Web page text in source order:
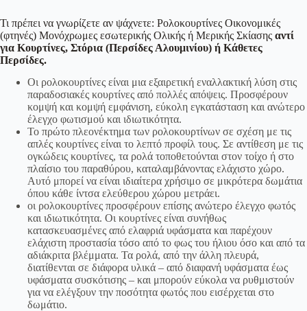
Τι πρέπει να γνωρίζετε αν ψάχνετε: Ρολοκουρτίνες Οικονομικές
(φτηνές) Μονόχρωμες εσωτερικής Ολικής ή Μερικής Σκίασης αντί
για Κουρτίνες, Στόρια (Περσίδες Αλουμινίου) ή Κάθετες
Περσίδες.
Οι ρολοκουρτίνες είναι μια εξαιρετική εναλλακτική λύση στις
παραδοσιακές κουρτίνες από πολλές απόψεις. Προσφέρουν
κομψή και κομψή εμφάνιση, εύκολη εγκατάσταση και ανώτερο
έλεγχο φωτισμού και ιδιωτικότητα.
Το πρώτο πλεονέκτημα των ρολοκουρτίνων σε σχέση με τις
απλές κουρτίνες είναι το λεπτό προφίλ τους. Σε αντίθεση με τις
ογκώδεις κουρτίνες, τα ρολά τοποθετούνται στον τοίχο ή στο
πλαίσιο του παραθύρου, καταλαμβάνοντας ελάχιστο χώρο.
Αυτό μπορεί να είναι ιδιαίτερα χρήσιμο σε μικρότερα δωμάτια
όπου κάθε ίντσα ελεύθερου χώρου μετράει.
οι ρολοκουρτίνες προσφέρουν επίσης ανώτερο έλεγχο φωτός
και ιδιωτικότητα. Οι κουρτίνες είναι συνήθως
κατασκευασμένες από ελαφριά υφάσματα και παρέχουν
ελάχιστη προστασία τόσο από το φως του ήλιου όσο και από τα
αδιάκριτα βλέμματα. Τα ρολά, από την άλλη πλευρά,
διατίθενται σε διάφορα υλικά – από διαφανή υφάσματα έως
υφάσματα συσκότισης – και μπορούν εύκολα να ρυθμιστούν
για να ελέγξουν την ποσότητα φωτός που εισέρχεται στο
δωμάτιο.